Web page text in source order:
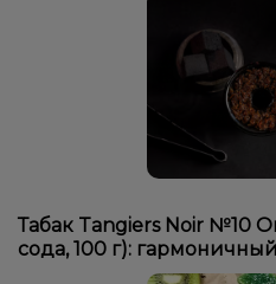
Табак Tangiers Noir №10
сода, 100 г):